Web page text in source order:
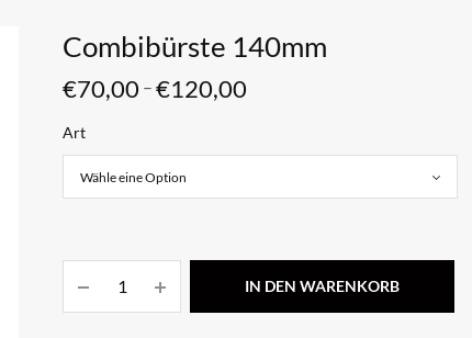
Combibürste 140mm
€70,00 –€120,00
Art
IN DEN WARENKORB